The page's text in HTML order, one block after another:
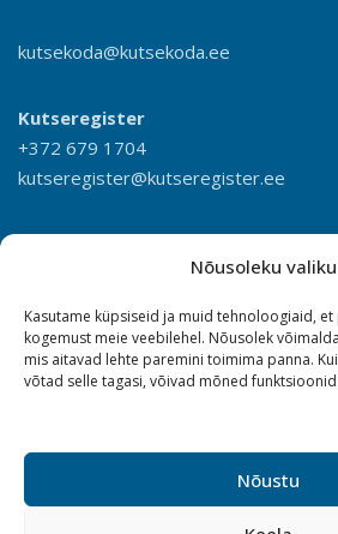
Nõusoleku
Kasutame küpsiseid ja muid tehnoloogiaid,
kogemust meie veebilehel. Nõusolek
mis aitavad lehte paremini toimima panna.
võtad selle tagasi, võivad mõned
Nõustu
kutsekoda@kutsekoda.ee
Kutseregister
+372 679 1704
kutseregister@kutseregister.ee